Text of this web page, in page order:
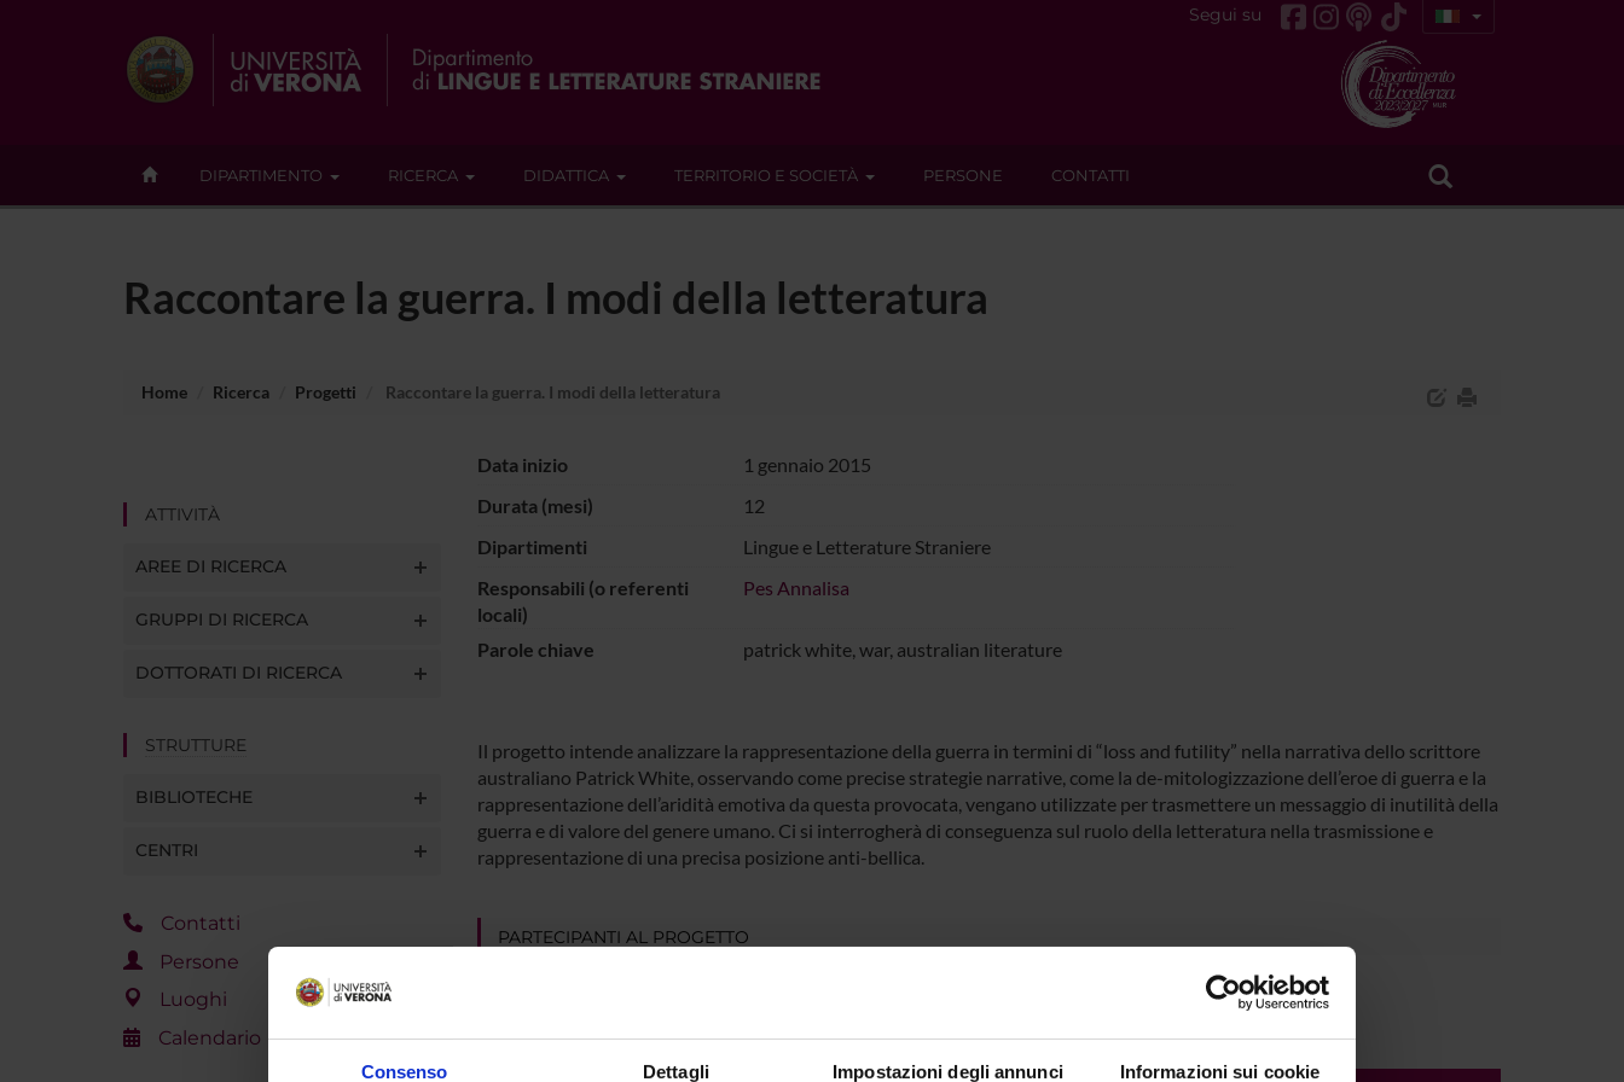
Consenso Dettagli Impostazioni degli annunci Informazioni sui cookie
Segui su
DIPARTIMENTO RICERCA DIDATTICA TERRITORIO E SOCIETÀ PERSONE CONTATTI
Raccontare la guerra. I modi della letteratura
Home Ricerca Progetti Raccontare la guerra. I modi della letteratura
ATTIVITÀ
AREE DI RICERCA
GRUPPI DI RICERCA
DOTTORATI DI RICERCA
STRUTTURE
BIBLIOTECHE
CENTRI
Contatti
Persone
Luoghi
Calendario
Data inizio
1 gennaio 2015
Durata (mesi)
12
Dipartimenti
Lingue e Letterature Straniere
Responsabili (o referenti
locali)
Pes Annalisa
Parole chiave patrick white, war, australian literature
Il progetto intende analizzare la rappresentazione della guerra in termini di “loss and futility” nella narrativa dello scrittore
australiano Patrick White, osservando come precise strategie narrative, come la de-mitologizzazione dell’eroe di guerra e la
rappresentazione dell’aridità emotiva da questa provocata, vengano utilizzate per trasmettere un messaggio di inutilità della
guerra e di valore del genere umano. Ci si interrogherà di conseguenza sul ruolo della letteratura nella trasmissione e
rappresentazione di una precisa posizione anti-bellica.
PARTECIPANTI AL PROGETTO